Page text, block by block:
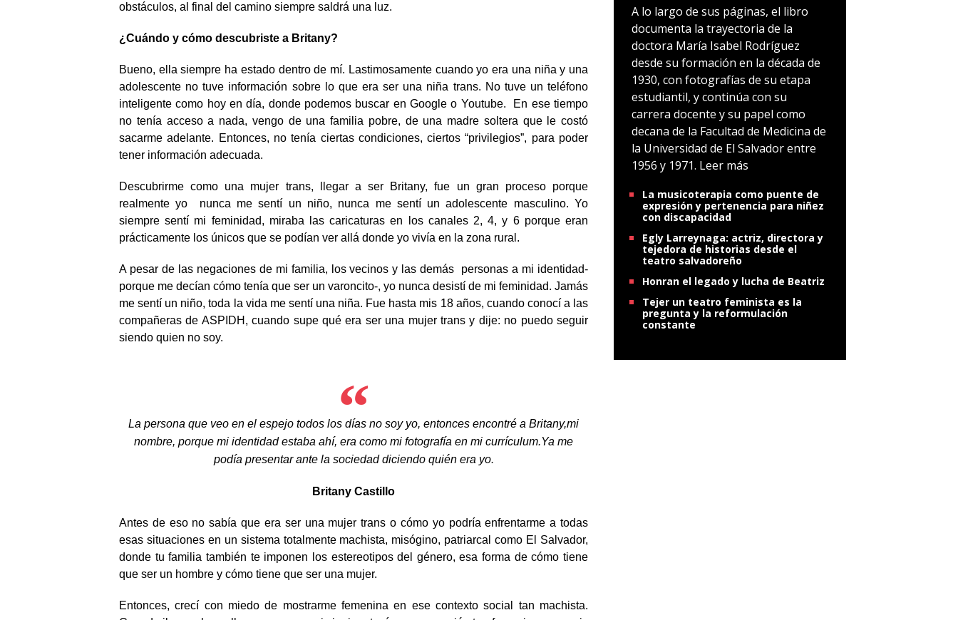
obstáculos, al final del camino siempre saldrá una luz.
¿Cuándo y cómo descubriste a Britany?
Bueno, ella siempre ha estado dentro de mí. Lastimosamente cuando yo era una niña y una
adolescente no tuve información sobre lo que era ser una niña trans. No tuve un teléfono
inteligente como hoy en día, donde podemos buscar en Google o Youtube. En ese tiempo
no tenía acceso a nada, vengo de una familia pobre, de una madre soltera que le costó
sacarme adelante. Entonces, no tenía ciertas condiciones, ciertos “privilegios”, para poder
tener información adecuada.
Descubrirme como una mujer trans, llegar a ser Britany, fue un gran proceso porque
realmente yo nunca me sentí un niño, nunca me sentí un adolescente masculino. Yo
siempre sentí mi feminidad, miraba las caricaturas en los canales 2, 4, y 6 porque eran
prácticamente los únicos que se podían ver allá donde yo vivía en la zona rural.
A pesar de las negaciones de mi familia, los vecinos y las demás personas a mi identidad-
porque me decían cómo tenía que ser un varoncito-, yo nunca desistí de mi feminidad. Jamás
me sentí un niño, toda la vida me sentí una niña. Fue hasta mis 18 años, cuando conocí a las
compañeras de ASPIDH, cuando supe qué era ser una mujer trans y dije: no puedo seguir
siendo quien no soy.
La persona que veo en el espejo todos los días no soy yo, entonces encontré a Britany,mi
nombre, porque mi identidad estaba ahí, era como mi fotografía en mi currículum.Ya me
podía presentar ante la sociedad diciendo quién era yo.
Britany Castillo
Antes de eso no sabía que era ser una mujer trans o cómo yo podría enfrentarme a todas
esas situaciones en un sistema totalmente machista, misógino, patriarcal como El Salvador,
donde tu familia también te imponen los estereotipos del género, esa forma de cómo tiene
que ser un hombre y cómo tiene que ser una mujer.
Entonces, crecí con miedo de mostrarme femenina en ese contexto social tan machista.
A lo largo de sus páginas, el libro
documenta la trayectoria de la
doctora María Isabel Rodríguez
desde su formación en la década de
1930, con fotografías de su etapa
estudiantil, y continúa con su
carrera docente y su papel como
decana de la Facultad de Medicina de
la Universidad de El Salvador entre
1956 y 1971. Leer más
La musicoterapia como puente de
expresión y pertenencia para niñez
con discapacidad
Egly Larreynaga: actriz, directora y
tejedora de historias desde el
teatro salvadoreño
Honran el legado y lucha de Beatriz
Tejer un teatro feminista es la
pregunta y la reformulación
constante